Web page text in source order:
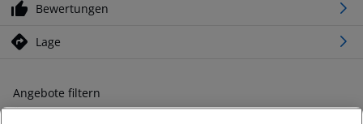
Bewertungen
Lage
Angebote filtern
Ändern Sie Ihre Kriterien nach Ihren Wünschen